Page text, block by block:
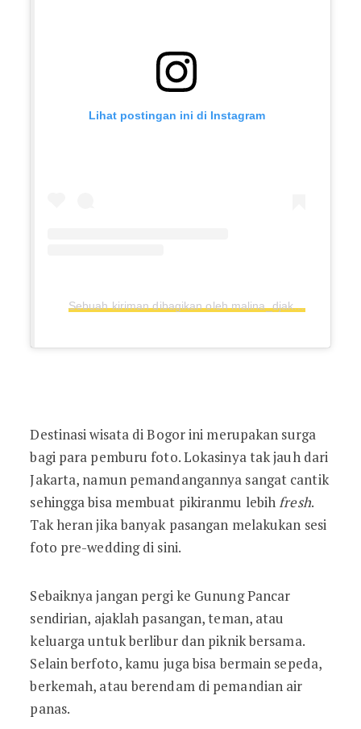
Lihat postingan ini di Instagram
Sebuah kiriman dibagikan oleh malina_djakfar
Destinasi wisata di Bogor ini merupakan surga
bagi para pemburu foto. Lokasinya tak jauh dari
Jakarta, namun pemandangannya sangat cantik
sehingga bisa membuat pikiranmu lebih fresh.
Tak heran jika banyak pasangan melakukan sesi
foto pre-wedding di sini.
Sebaiknya jangan pergi ke Gunung Pancar
sendirian, ajaklah pasangan, teman, atau
keluarga untuk berlibur dan piknik bersama.
Selain berfoto, kamu juga bisa bermain sepeda,
berkemah, atau berendam di pemandian air
panas.